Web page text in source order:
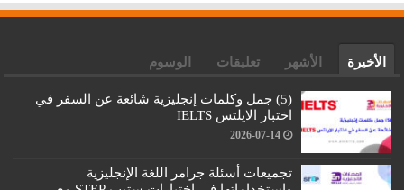
الأخيرة الأشهر تعليقات الوسوم
(5) جمل وكلمات إنجليزية شائعة عن السفر في
اختبار الايلتس IELTS
2026-07-14
تجميعات أسئلة جرامر اللغة الإنجليزية